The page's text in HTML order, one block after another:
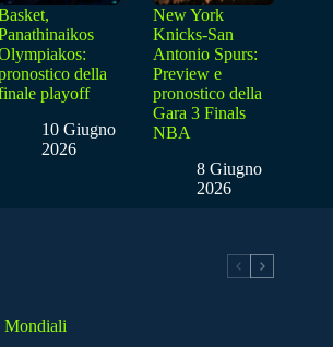
della
playoff
10 Giugno
2026
New York
Knicks-San
Antonio Spurs:
Preview e
pronostico della
Gara 3 Finals
NBA
8 Giugno
2026
Mondiali